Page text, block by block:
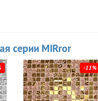
серии MIRror
-11%